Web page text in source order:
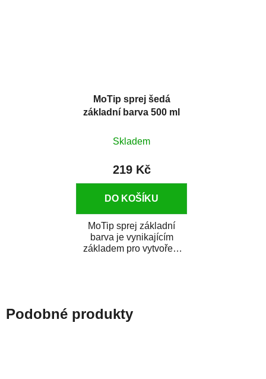
MoTip sprej šedá
základní barva 500 ml
Skladem
219 Kč
DO KOŠÍKU
MoTip sprej základní
barva je vynikajícím
základem pro vytvoření
Podobné produkty